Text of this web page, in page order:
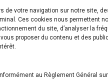
de votre navigation sur notre site,
Ces cookies nous permettent
du site, d’analyser la
vous proposer du contenu et des
au Règlement Général
Du Lundi